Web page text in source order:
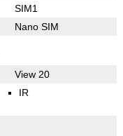
SIM1
Nano SIM
View 20
IR